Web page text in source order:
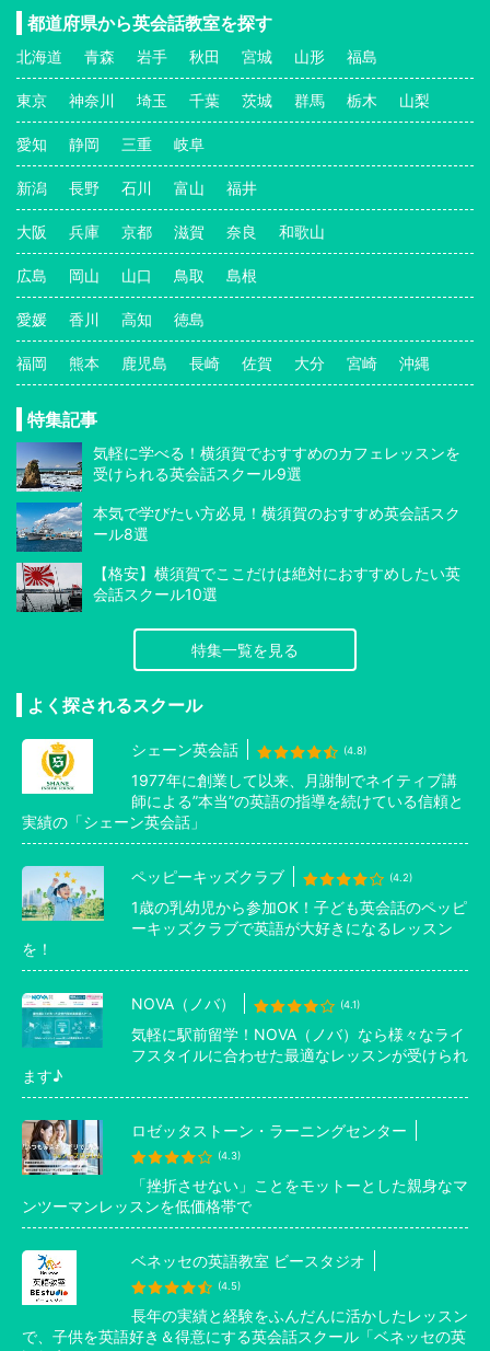
都道府県から英会話教室を探す
北海道 青森 岩手 秋田 宮城 山形 福島
東京 神奈川 埼玉 千葉 茨城 群馬 栃木 山梨
愛知 静岡 三重 岐阜
新潟 長野 石川 富山 福井
大阪 兵庫 京都 滋賀 奈良 和歌山
広島 岡山 山口 鳥取 島根
愛媛 香川 高知 徳島
福岡 熊本 鹿児島 長崎 佐賀 大分 宮崎 沖縄
特集記事
気軽に学べる！横須賀でおすすめのカフェレッスンを
受けられる英会話スクール9選
本気で学びたい方必見！横須賀のおすすめ英会話スク
ール8選
【格安】横須賀でここだけは絶対におすすめしたい英
会話スクール10選
特集一覧を見る
よく探されるスクール
シェーン英会話 (4.8)
1977年に創業して以来、月謝制でネイティブ講
師による”本当”の英語の指導を続けている信頼と
実績の「シェーン英会話」
ペッピーキッズクラブ (4.2)
1歳の乳幼児から参加OK！子ども英会話のペッピ
ーキッズクラブで英語が大好きになるレッスン
を！
NOVA（ノバ） (4.1)
気軽に駅前留学！NOVA（ノバ）なら様々なライ
フスタイルに合わせた最適なレッスンが受けられ
ます♪
ロゼッタストーン・ラーニングセンター
(4.3)
「挫折させない」ことをモットーとした親身なマ
ンツーマンレッスンを低価格帯で
ベネッセの英語教室 ビースタジオ
(4.5)
長年の実績と経験をふんだんに活かしたレッスン
で、子供を英語好き＆得意にする英会話スクール「ベネッセの英